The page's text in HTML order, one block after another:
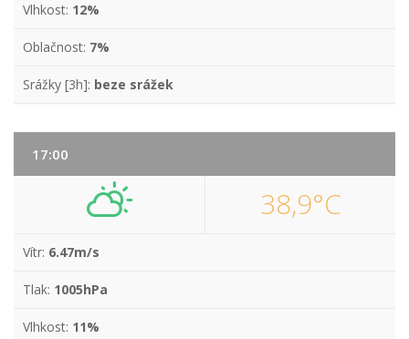
Vlhkost: 12%
Oblačnost: 7%
Srážky [3h]: beze srážek
17:00
38,9°C
Vítr: 6.47m/s
Tlak: 1005hPa
Vlhkost: 11%